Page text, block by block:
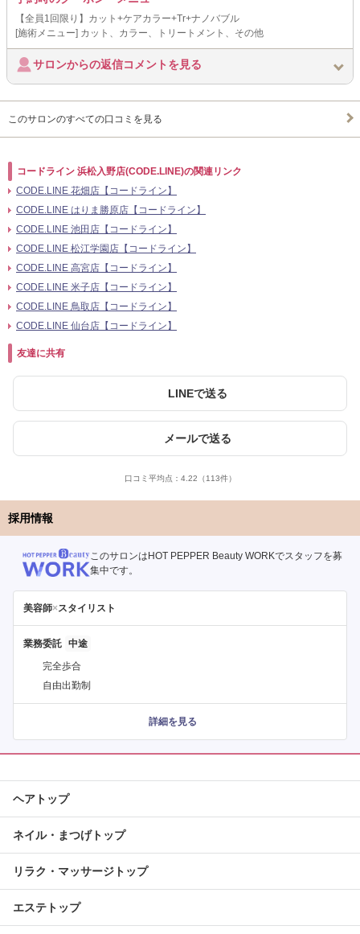
【全員1回限り】カット+ケアカラー+Tr+ナノバブル
[施術メニュー] カット、カラー、トリートメント、その他
サロンからの返信コメントを見る
このサロンのすべての口コミを見る
コードライン 浜松入野店(CODE.LINE)の関連リンク
CODE.LINE 花畑店【コードライン】
CODE.LINE はりま勝原店【コードライン】
CODE.LINE 池田店【コードライン】
CODE.LINE 松江学園店【コードライン】
CODE.LINE 高宮店【コードライン】
CODE.LINE 米子店【コードライン】
CODE.LINE 鳥取店【コードライン】
CODE.LINE 仙台店【コードライン】
友達に共有
LINEで送る
メールで送る
口コミ平均点： 4.22 （113件）
採用情報
このサロンはHOT PEPPER Beauty WORKでスタッフを募
集中です。
美容師×スタイリスト
業務委託
完全歩合
自由出勤制
詳細を見る
ヘアトップ
ネイル・まつげトップ
リラク・マッサージトップ
エステトップ